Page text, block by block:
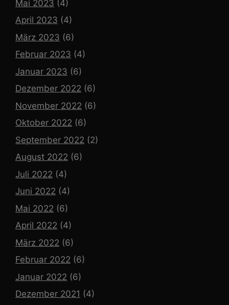
Mai 2023 (4)
April 2023 (4)
März 2023 (6)
Februar 2023 (4)
Januar 2023 (6)
Dezember 2022 (6)
November 2022 (6)
Oktober 2022 (6)
September 2022 (2)
August 2022 (6)
Juli 2022 (4)
Juni 2022 (4)
Mai 2022 (6)
April 2022 (4)
März 2022 (6)
Februar 2022 (6)
Januar 2022 (6)
Dezember 2021 (4)